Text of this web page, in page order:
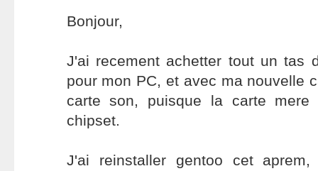
Bonjour,
J'ai recement achetter tout un tas
pour mon PC, et avec ma nouvelle
carte son, puisque la carte
chipset.
J'ai reinstaller gentoo cet